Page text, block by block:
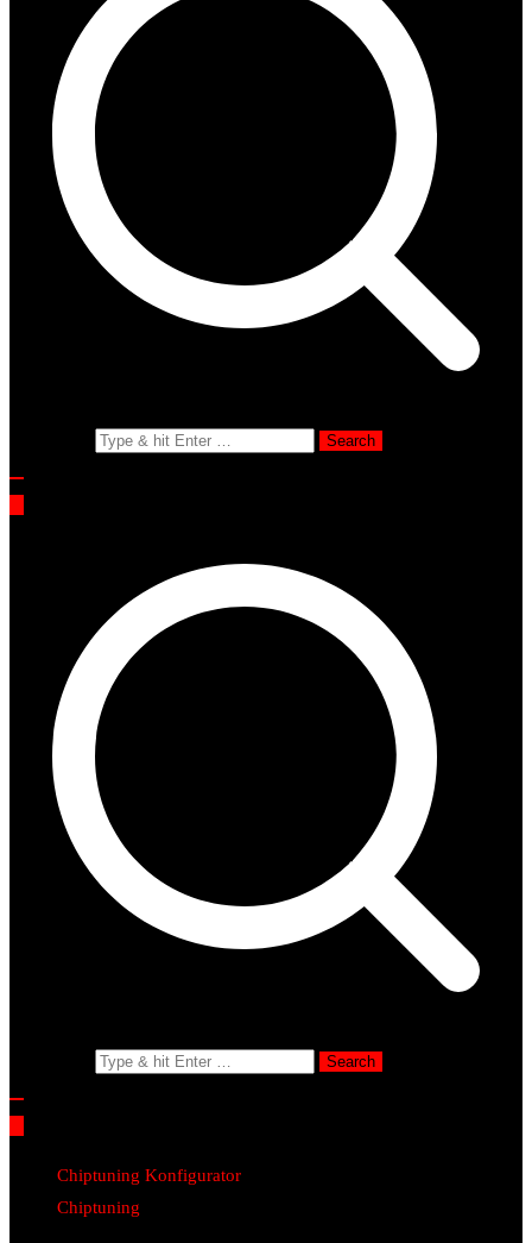
Chiptuning Konfigurator
Chiptuning